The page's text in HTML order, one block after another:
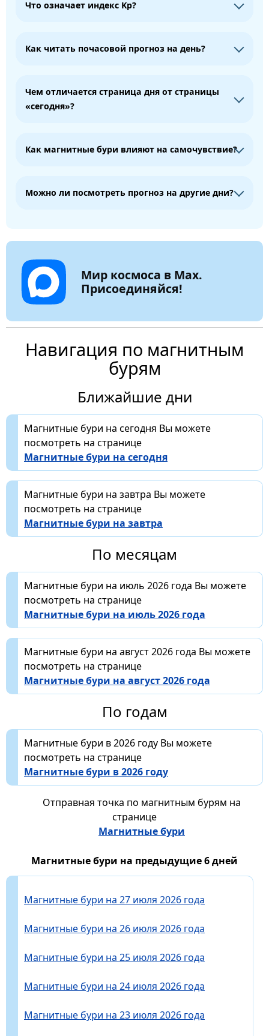
Что означает индекс Kp?
Как читать почасовой прогноз на день?
Чем отличается страница дня от страницы
«сегодня»?
Как магнитные бури влияют на самочувствие?
Можно ли посмотреть прогноз на другие дни?
Мир космоса в Max.
Присоединяйся!
Навигация по магнитным
бурям
Ближайшие дни
Магнитные бури на сегодня Вы можете
посмотреть на странице
Магнитные бури на сегодня
Магнитные бури на завтра Вы можете
посмотреть на странице
Магнитные бури на завтра
По месяцам
Магнитные бури на июль 2026 года Вы можете
посмотреть на странице
Магнитные бури на июль 2026 года
Магнитные бури на август 2026 года Вы можете
посмотреть на странице
Магнитные бури на август 2026 года
По годам
Магнитные бури в 2026 году Вы можете
посмотреть на странице
Магнитные бури в 2026 году
Отправная точка по магнитным бурям на
странице
Магнитные бури
Магнитные бури на предыдущие 6 дней
Магнитные бури на 27 июля 2026 года
Магнитные бури на 26 июля 2026 года
Магнитные бури на 25 июля 2026 года
Магнитные бури на 24 июля 2026 года
Магнитные бури на 23 июля 2026 года